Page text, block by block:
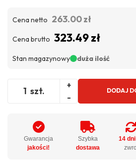
Cena netto 263.00 zł
Cena brutto 323.49 zł
Stan magazynowy duża ilość
szt.
+
-
DODAJ
Gwarancja
jakości!
Szybka
dostawa
14 dni